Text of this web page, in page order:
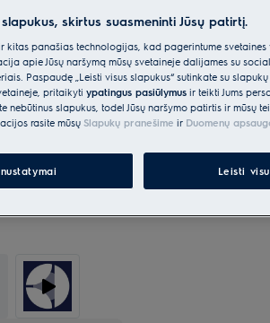
*Produkto
vaizdo įrašai yra
šį modelį.
skirtus suasmeninti Jūsų patirtį.
kitas panašias technologijas, kad pagerintume
apie Jūsų naršymą mūsų svetainėje dalijamės su
Paspaudę „Leisti visus slapukus“ sutinkate su
pritaikyti ypatingus pasiūlymus ir teikti Jums
nebūtinus slapukus, todėl Jūsų naršymo patirtis ir mūsų
rasite mūsų Slapukų pranešime ir Duomenų
Leisti